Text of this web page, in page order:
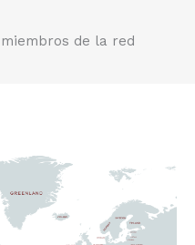
de la red